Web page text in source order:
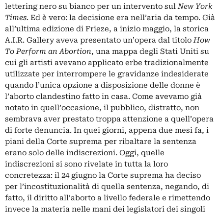
lettering nero su bianco per un intervento sulNew York
Times. Ed è vero: la decisione era nell’aria da tempo. Già
all’ultima edizione di Frieze, a inizio maggio, la storica
A.I.R. Gallery aveva presentato un’opera dal titoloHow
To Perform an Abortion, una mappa degli Stati Uniti su
cui gli artisti avevano applicato erbe tradizionalmente
utilizzate per interrompere le gravidanze indesiderate
quando l’unica opzione a disposizione delle donne è
l’aborto clandestino fatto in casa. Come avevamo già
notato in quell’occasione, il pubblico, distratto, non
sembrava aver prestato troppa attenzione a quell’opera
di forte denuncia. In quei giorni, appena due mesi fa, i
piani della Corte suprema per ribaltare la sentenza
erano solo delle indiscrezioni. Oggi, quelle
indiscrezioni si sono rivelate in tutta la loro
concretezza: il 24 giugno la Corte suprema ha deciso
per l’incostituzionalità di quella sentenza, negando, di
fatto, il diritto all’aborto a livello federale e rimettendo
invece la materia nelle mani dei legislatori dei singoli